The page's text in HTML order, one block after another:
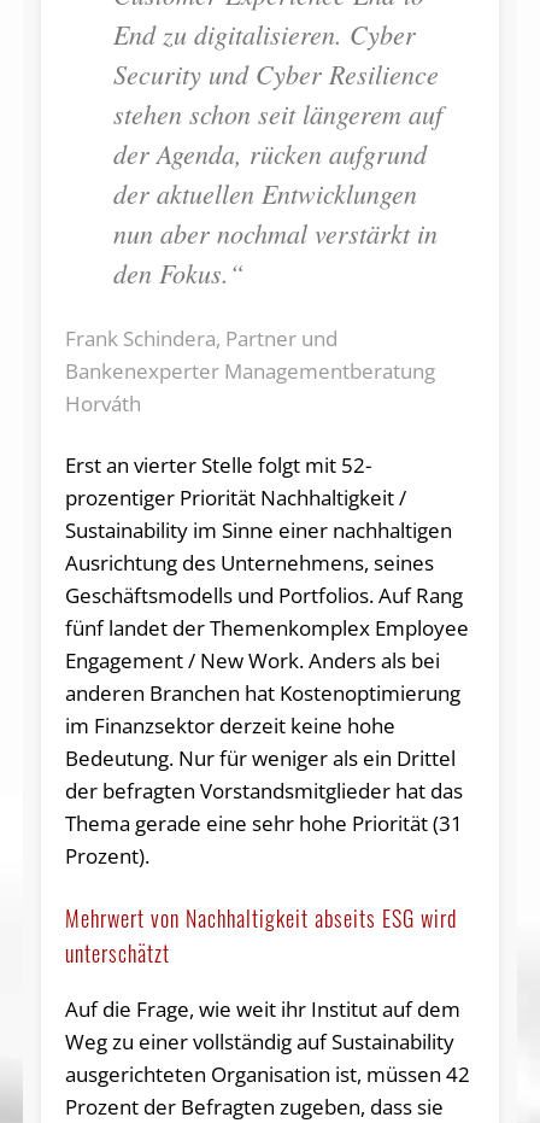
End zu digitalisieren. Cyber
Security und Cyber Resilience
stehen schon seit längerem auf
der Agenda, rücken aufgrund
der aktuellen Entwicklungen
nun aber nochmal verstärkt in
den Fokus.“
Frank Schindera, Partner und
Bankenexperter Managementberatung
Horváth
Erst an vierter Stelle folgt mit 52-
prozentiger Priorität Nachhaltigkeit /
Sustainability im Sinne einer nachhaltigen
Ausrichtung des Unternehmens, seines
Geschäftsmodells und Portfolios. Auf Rang
fünf landet der Themenkomplex Employee
Engagement / New Work. Anders als bei
anderen Branchen hat Kostenoptimierung
im Finanzsektor derzeit keine hohe
Bedeutung. Nur für weniger als ein Drittel
der befragten Vorstandsmitglieder hat das
Thema gerade eine sehr hohe Priorität (31
Prozent).
Mehrwert von Nachhaltigkeit abseits ESG wird
unterschätzt
Auf die Frage, wie weit ihr Institut auf dem
Weg zu einer vollständig auf Sustainability
ausgerichteten Organisation ist, müssen 42
Prozent der Befragten zugeben, dass sie